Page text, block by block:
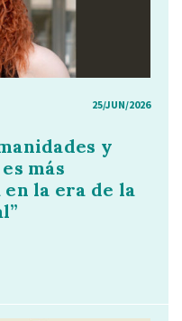
25/JUN/2026
y
más
la era de la